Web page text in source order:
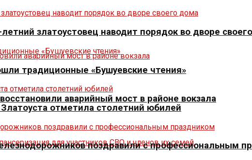
аварийный мост в районе вокзала
златоустовец наводит порядок во дворе
традиционные «Бушуевские чтения»
отметила столетний юбилей
поздравили с профессиональным